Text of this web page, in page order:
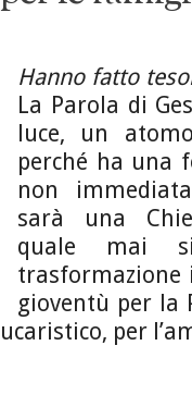
Hanno fatto
La Parola di
luce, un
perché ha una
non
sarà una
quale mai
trasformazione
gioventù per la
per